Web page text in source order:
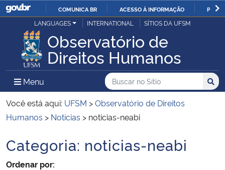
IR
PARA
CONTEÚDO
COMUNICA BR ACESSO À INFORMAÇÃO
Ministério da Justiça e Segurança Pública
Ministério da Defesa
Ministério das Relações Exteriores
Ministério da Infraestrutura
LANGUAGES INTERNATIONAL SÍTIOS DA UFSM
Observatório de
Direitos Humanos
Menu Menu Principal do Sítio
Busca
Buscar no no Sítio
Busca:
Você está aqui: UFSM >Observatório de Direitos
Humanos > Notícias > noticias-neabi
Início do conteúdo
Categoria: noticias-neabi
Ordenar por: